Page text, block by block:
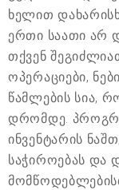
ხელით
ერთი საათი არ
თქვენ
ოპერაციები,
წამლების სია,
დრომდე.
ინვენტარის
საჭიროებას და